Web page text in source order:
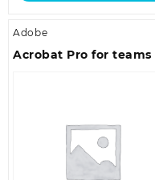
Adobe
Acrobat Pro for teams